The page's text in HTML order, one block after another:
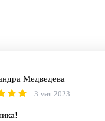
Медведева
3 мая 2023